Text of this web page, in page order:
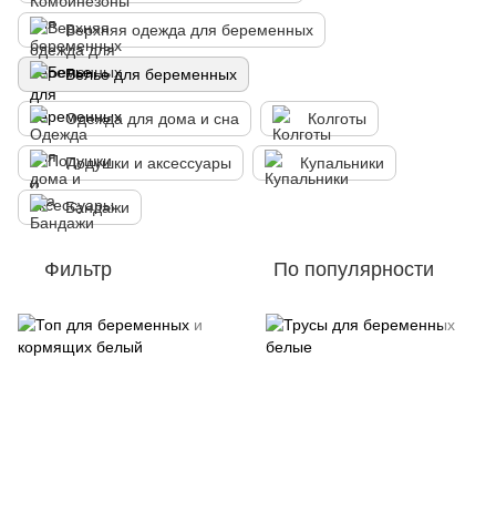
Верхняя одежда для беременных
Белье для беременных
Одежда для дома и сна Колготы
Подушки и аксессуары Купальники
Бандажи
Фильтр По популярности